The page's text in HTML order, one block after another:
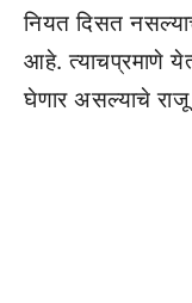
नियत दिसत
आहे. त्याचप्रमाणे
घेणार असल्याचे राजू